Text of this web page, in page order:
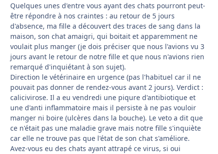
Quelques unes d'entre vous ayant des chats pourront peut-
être répondre à nos craintes : au retour de 5 jours
d'absence, ma fille a découvert des traces de sang dans la
maison, son chat amaigri, qui boitait et apparemment ne
voulait plus manger (je dois préciser que nous l'avions vu 3
jours avant le retour de notre fille et que nous n'avions rien
remarqué d'inquiétant à son sujet).
Direction le vétérinaire en urgence (pas l'habituel car il ne
pouvait pas donner de rendez-vous avant 2 jours). Verdict :
calicivirose. Il a eu vendredi une piqure d'antibiotique et
une d'anti inflammatoire mais il persiste à ne pas vouloir
manger ni boire (ulcères dans la bouche). Le veto a dit que
ce n'était pas une maladie grave mais notre fille s'inquiète
car elle ne trouve pas que l'état de son chat s'améliore.
Avez-vous eu des chats ayant attrapé ce virus, si oui